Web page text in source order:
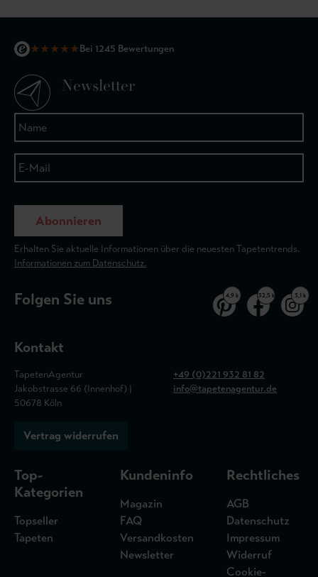
★★★★★Bei 1245 Bewertungen
Newsletter
Abonnieren
Erhalten Sie aktuelle Informationen über die neuesten Tapetentrends.
Informationen zum Datenschutz.
Folgen Sie uns 4,9 k 32,5 k 3,1 k
Kontakt
TapetenAgentur
Jakobstrasse 66 (Innenhof) |
50678 Köln
+49 (0)221 932 81 82
info@tapetenagentur.de
Vertrag widerrufen
Top-
Kategorien
Topseller
Tapeten
Kundeninfo
Magazin
FAQ
Versandkosten
Newsletter
Rechtliches
AGB
Datenschutz
Impressum
Widerruf
Cookie-